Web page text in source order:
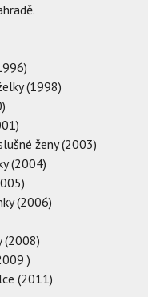
(1998)
ženy (2003)
(2004)
(2006)
(2008)
)
(2011)